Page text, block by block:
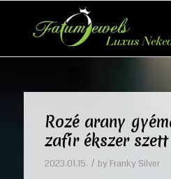
Rozé arany
zafír ékszer szett
2023.01.15. / by Franky Silver